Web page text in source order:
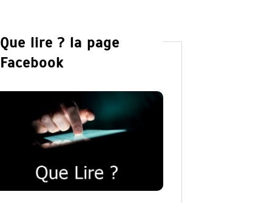
Que lire ? la page
Facebook